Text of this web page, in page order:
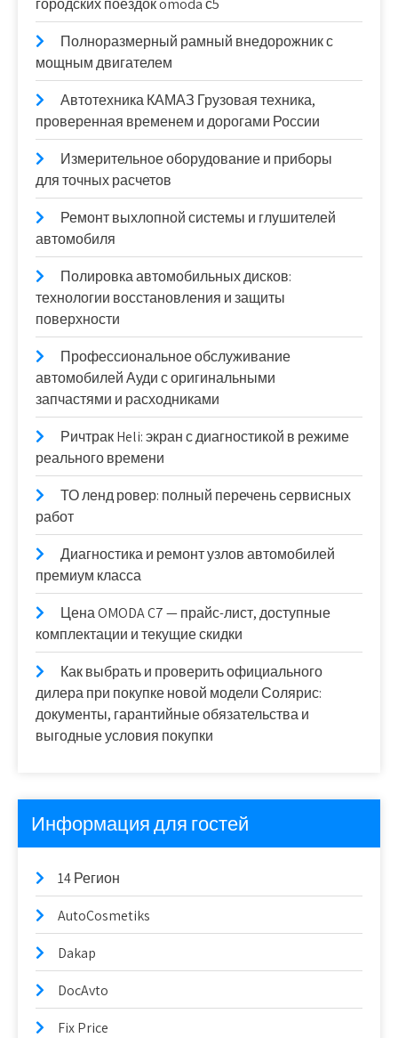
городских поездок omoda с5
Полноразмерный рамный внедорожник с
мощным двигателем
Автотехника КАМАЗ Грузовая техника,
проверенная временем и дорогами России
Измерительное оборудование и приборы
для точных расчетов
Ремонт выхлопной системы и глушителей
автомобиля
Полировка автомобильных дисков:
технологии восстановления и защиты
поверхности
Профессиональное обслуживание
автомобилей Ауди с оригинальными
запчастями и расходниками
Ричтрак Heli: экран с диагностикой в режиме
реального времени
ТО ленд ровер: полный перечень сервисных
работ
Диагностика и ремонт узлов автомобилей
премиум класса
Цена OMODA C7 — прайс-лист, доступные
комплектации и текущие скидки
Как выбрать и проверить официального
дилера при покупке новой модели Солярис:
документы, гарантийные обязательства и
выгодные условия покупки
Информация для гостей
14 Регион
AutoCosmetiks
Dakap
DocAvto
Fix Price